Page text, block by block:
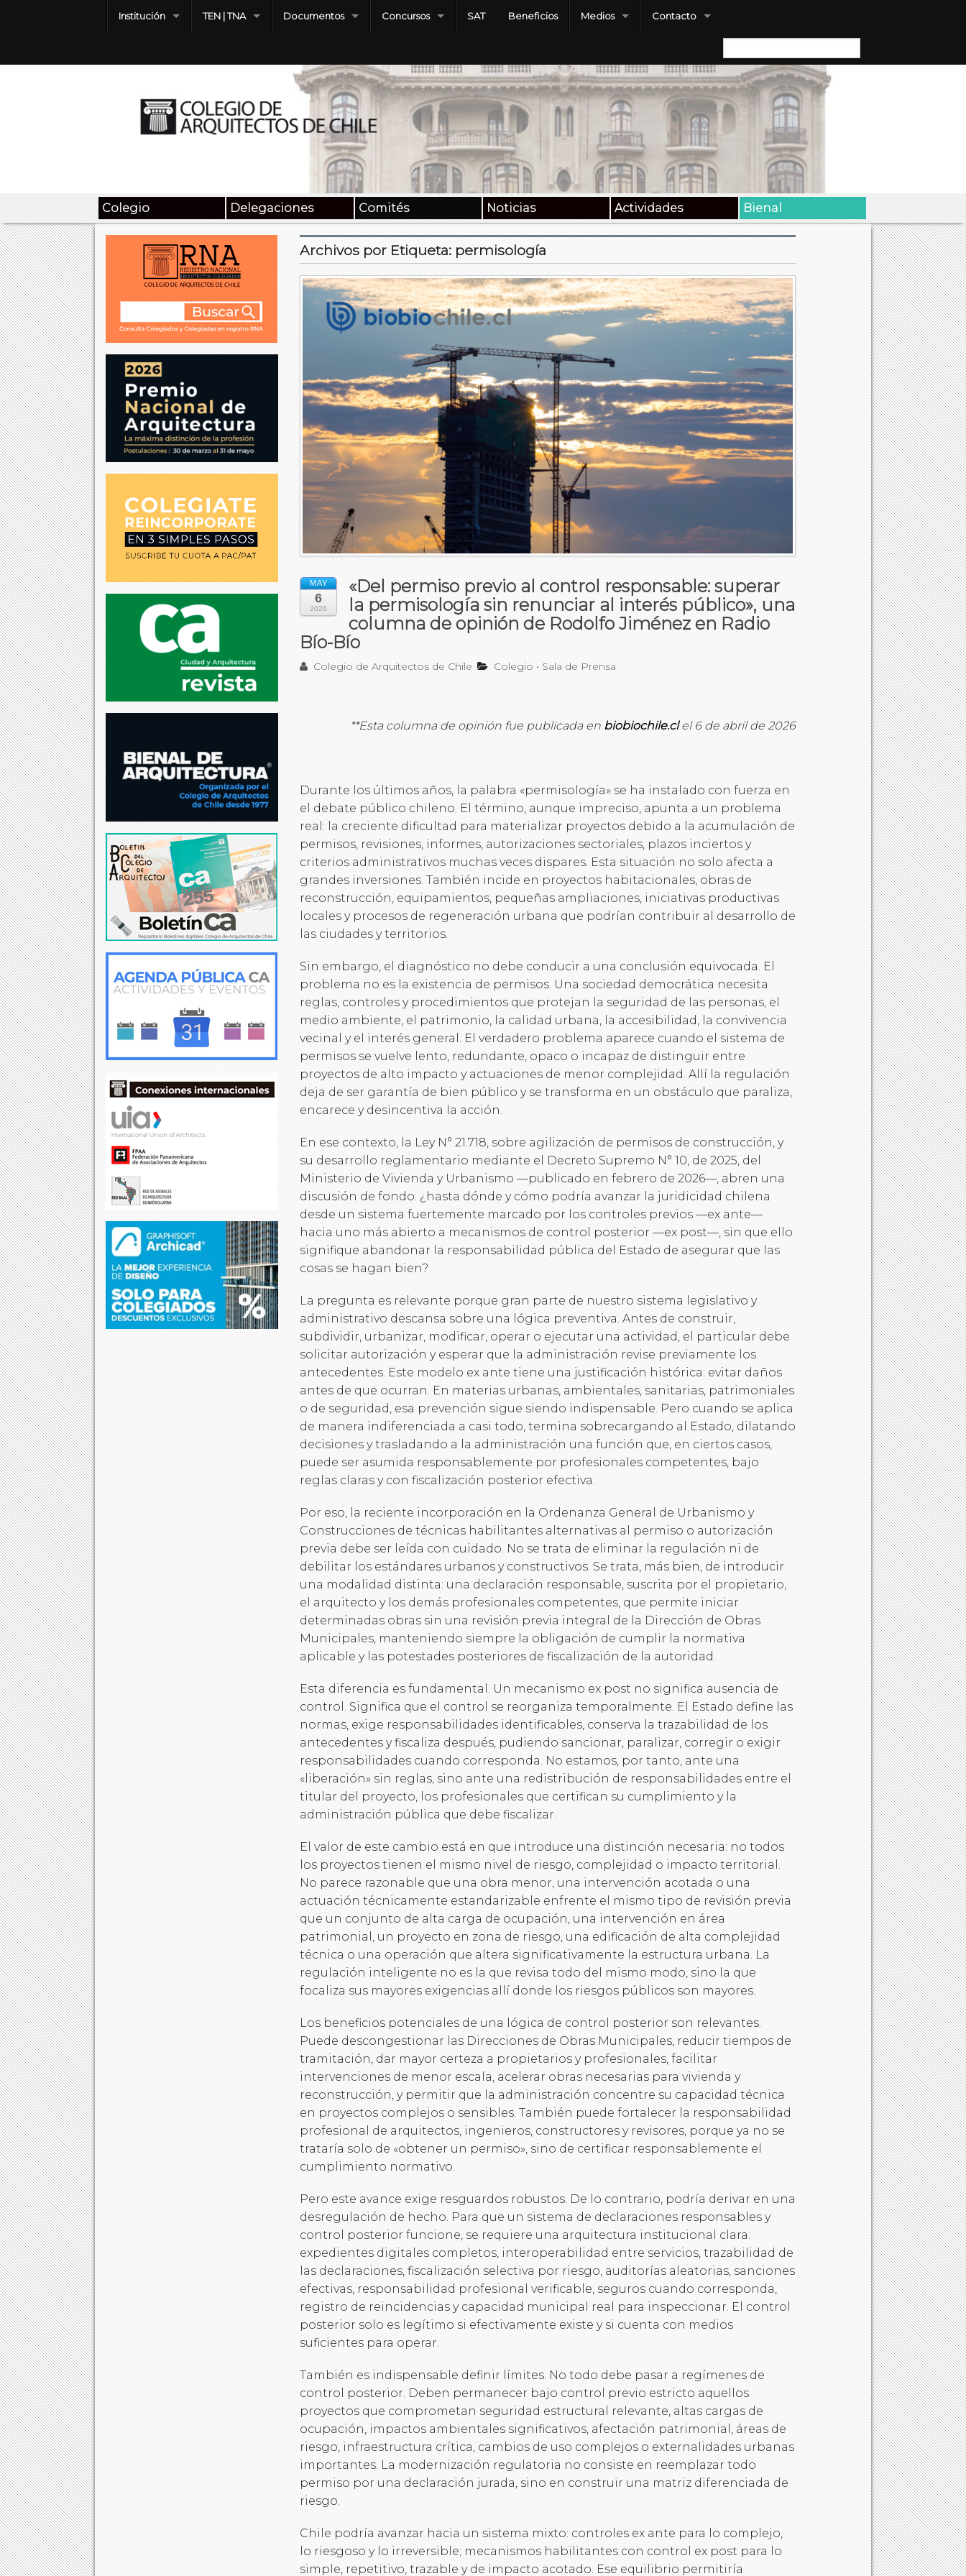
Institución TEN | TNA Documentos Concursos SAT Beneficios Medios Contacto
Buscar:
Colegio Delegaciones Comités Noticias Actividades Bienal
Archivos por Etiqueta: permisología
MAY
6
2026
«Del permiso previo al control responsable: superar
la permisología sin renunciar al interés público», una
columna de opinión de Rodolfo Jiménez en Radio
Bío-Bío
Colegio de Arquitectos de Chile Colegio • Sala de Prensa
**Esta columna de opinión fue publicada en biobiochile.clel 6 de abril de 2026
Durante los últimos años, la palabra «permisología» se ha instalado con fuerza en
el debate público chileno. El término, aunque impreciso, apunta a un problema
real: la creciente dificultad para materializar proyectos debido a la acumulación de
permisos, revisiones, informes, autorizaciones sectoriales, plazos inciertos y
criterios administrativos muchas veces dispares. Esta situación no solo afecta a
grandes inversiones. También incide en proyectos habitacionales, obras de
reconstrucción, equipamientos, pequeñas ampliaciones, iniciativas productivas
locales y procesos de regeneración urbana que podrían contribuir al desarrollo de
las ciudades y territorios.
Sin embargo, el diagnóstico no debe conducir a una conclusión equivocada. El
problema no es la existencia de permisos. Una sociedad democrática necesita
reglas, controles y procedimientos que protejan la seguridad de las personas, el
medio ambiente, el patrimonio, la calidad urbana, la accesibilidad, la convivencia
vecinal y el interés general. El verdadero problema aparece cuando el sistema de
permisos se vuelve lento, redundante, opaco o incapaz de distinguir entre
proyectos de alto impacto y actuaciones de menor complejidad. Allí la regulación
deja de ser garantía de bien público y se transforma en un obstáculo que paraliza,
encarece y desincentiva la acción.
En ese contexto, la Ley N° 21.718, sobre agilización de permisos de construcción, y
su desarrollo reglamentario mediante el Decreto Supremo N° 10, de 2025, del
Ministerio de Vivienda y Urbanismo —publicado en febrero de 2026—, abren una
discusión de fondo: ¿hasta dónde y cómo podría avanzar la juridicidad chilena
desde un sistema fuertemente marcado por los controles previos —ex ante—
hacia uno más abierto a mecanismos de control posterior —ex post—, sin que ello
signifique abandonar la responsabilidad pública del Estado de asegurar que las
cosas se hagan bien?
La pregunta es relevante porque gran parte de nuestro sistema legislativo y
administrativo descansa sobre una lógica preventiva. Antes de construir,
subdividir, urbanizar, modificar, operar o ejecutar una actividad, el particular debe
solicitar autorización y esperar que la administración revise previamente los
antecedentes. Este modelo ex ante tiene una justificación histórica: evitar daños
antes de que ocurran. En materias urbanas, ambientales, sanitarias, patrimoniales
o de seguridad, esa prevención sigue siendo indispensable. Pero cuando se aplica
de manera indiferenciada a casi todo, termina sobrecargando al Estado, dilatando
decisiones y trasladando a la administración una función que, en ciertos casos,
puede ser asumida responsablemente por profesionales competentes, bajo
reglas claras y con fiscalización posterior efectiva.
Por eso, la reciente incorporación en la Ordenanza General de Urbanismo y
Construcciones de técnicas habilitantes alternativas al permiso o autorización
previa debe ser leída con cuidado. No se trata de eliminar la regulación ni de
debilitar los estándares urbanos y constructivos. Se trata, más bien, de introducir
una modalidad distinta: una declaración responsable, suscrita por el propietario,
el arquitecto y los demás profesionales competentes, que permite iniciar
determinadas obras sin una revisión previa integral de la Dirección de Obras
Municipales, manteniendo siempre la obligación de cumplir la normativa
aplicable y las potestades posteriores de fiscalización de la autoridad.
Esta diferencia es fundamental. Un mecanismo ex post no significa ausencia de
control. Significa que el control se reorganiza temporalmente. El Estado define las
normas, exige responsabilidades identificables, conserva la trazabilidad de los
antecedentes y fiscaliza después, pudiendo sancionar, paralizar, corregir o exigir
responsabilidades cuando corresponda. No estamos, por tanto, ante una
«liberación» sin reglas, sino ante una redistribución de responsabilidades entre el
titular del proyecto, los profesionales que certifican su cumplimiento y la
administración pública que debe fiscalizar.
El valor de este cambio está en que introduce una distinción necesaria: no todos
los proyectos tienen el mismo nivel de riesgo, complejidad o impacto territorial.
No parece razonable que una obra menor, una intervención acotada o una
actuación técnicamente estandarizable enfrente el mismo tipo de revisión previa
que un conjunto de alta carga de ocupación, una intervención en área
patrimonial, un proyecto en zona de riesgo, una edificación de alta complejidad
técnica o una operación que altera significativamente la estructura urbana. La
regulación inteligente no es la que revisa todo del mismo modo, sino la que
focaliza sus mayores exigencias allí donde los riesgos públicos son mayores.
Los beneficios potenciales de una lógica de control posterior son relevantes.
Puede descongestionar las Direcciones de Obras Municipales, reducir tiempos de
tramitación, dar mayor certeza a propietarios y profesionales, facilitar
intervenciones de menor escala, acelerar obras necesarias para vivienda y
reconstrucción, y permitir que la administración concentre su capacidad técnica
en proyectos complejos o sensibles. También puede fortalecer la responsabilidad
profesional de arquitectos, ingenieros, constructores y revisores, porque ya no se
trataría solo de «obtener un permiso», sino de certificar responsablemente el
cumplimiento normativo.
Pero este avance exige resguardos robustos. De lo contrario, podría derivar en una
desregulación de hecho. Para que un sistema de declaraciones responsables y
control posterior funcione, se requiere una arquitectura institucional clara:
expedientes digitales completos, interoperabilidad entre servicios, trazabilidad de
las declaraciones, fiscalización selectiva por riesgo, auditorías aleatorias, sanciones
efectivas, responsabilidad profesional verificable, seguros cuando corresponda,
registro de reincidencias y capacidad municipal real para inspeccionar. El control
posterior solo es legítimo si efectivamente existe y si cuenta con medios
suficientes para operar.
También es indispensable definir límites. No todo debe pasar a regímenes de
control posterior. Deben permanecer bajo control previo estricto aquellos
proyectos que comprometan seguridad estructural relevante, altas cargas de
ocupación, impactos ambientales significativos, afectación patrimonial, áreas de
riesgo, infraestructura crítica, cambios de uso complejos o externalidades urbanas
importantes. La modernización regulatoria no consiste en reemplazar todo
permiso por una declaración jurada, sino en construir una matriz diferenciada de
riesgo.
Chile podría avanzar hacia un sistema mixto: controles ex ante para lo complejo,
lo riesgoso y lo irreversible; mecanismos habilitantes con control ex post para lo
simple, repetitivo, trazable y de impacto acotado. Ese equilibrio permitiría